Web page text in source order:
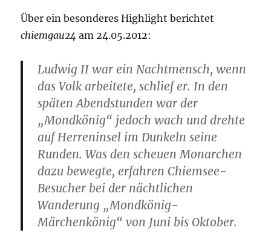
st
Über ein besonderes Highlight berichtet
chiemgau24 am 24.05.2012:
Ludwig II war ein Nachtmensch, wenn
das Volk arbeitete, schlief er. In den
späten Abendstunden war der
„Mondkönig“ jedoch wach und drehte
auf Herreninsel im Dunkeln seine
Runden. Was den scheuen Monarchen
dazu bewegte, erfahren Chiemsee-
Besucher bei der nächtlichen
Wanderung „Mondkönig-
Märchenkönig“ von Juni bis Oktober.